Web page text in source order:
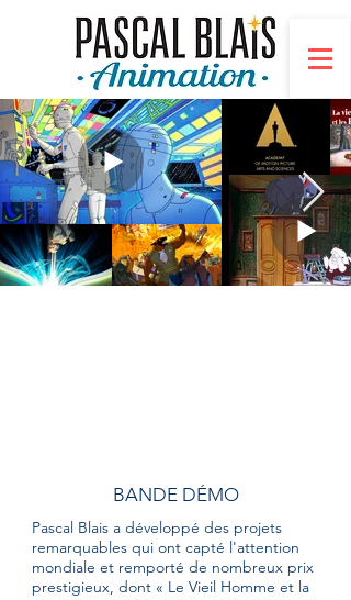
BANDE DÉMO
Pascal Blais a développé des projets
remarquables qui ont capté l'attention
mondiale et remporté de nombreux prix
prestigieux, dont « Le Vieil Homme et la